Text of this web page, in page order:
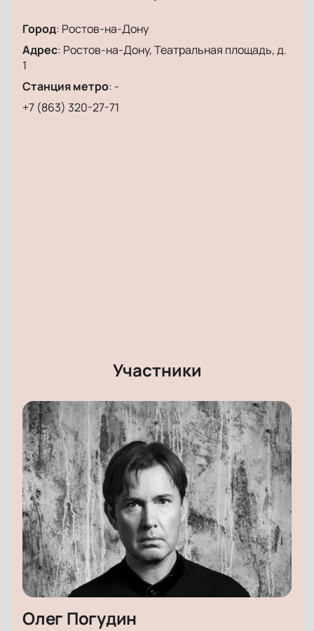
Город: Ростов-на-Дону
Адрес: Ростов-на-Дону, Театральная площадь, д.
1
Станция метро: -
+7 (863) 320-27-71
Участники
Олег Погудин